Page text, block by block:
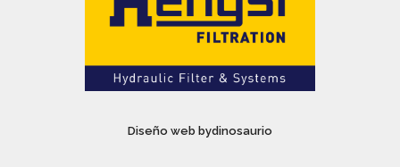
Diseño web bydinosaurio